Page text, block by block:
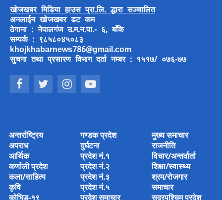
खोजखबर मिडिया हाउस प्रा.लि. द्धारा सञ्चालित
अनलाईन खोजखबर डट कम
ठेगाना : नेपालगंज उ.म.न.पा.- ६, बाँके
सम्पर्क : ९८५८०४५०८३
khojkhabarnews786@gmail.com
सुचना तथा प्रसारण विभाग दर्ता नम्बर : १५१७/ ०७६-७७
अन्तर्राष्ट्रिय
अपराध
आर्थिक
कर्णाली प्रदेश
कला/साहित्य
कृषि
गण्डक प्रदेश
दुर्घटना
प्रदेश नं.१
प्रदेश नं.२
प्रदेश नं.३
प्रदेश नं.५
मुख्य समाचार
राजनीति
विचार/अन्तर्वार्ता
शिक्षा/स्वास्थ्य
श्रम/रोजगार
समाचार